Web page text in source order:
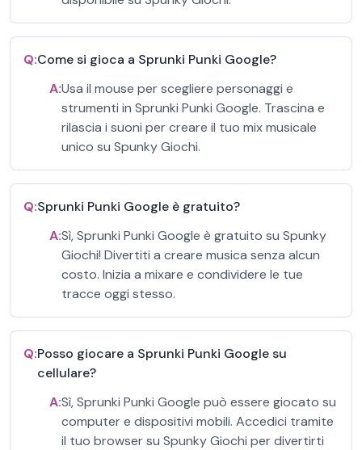
Q:Come si gioca a Sprunki Punki Google?
A:Usa il mouse per scegliere personaggi e
strumenti in Sprunki Punki Google. Trascina e
rilascia i suoni per creare il tuo mix musicale
unico su Spunky Giochi.
Q:Sprunki Punki Google è gratuito?
A:Sì, Sprunki Punki Google è gratuito su Spunky
Giochi! Divertiti a creare musica senza alcun
costo. Inizia a mixare e condividere le tue
tracce oggi stesso.
Q:Posso giocare a Sprunki Punki Google su
cellulare?
A:Sì, Sprunki Punki Google può essere giocato su
computer e dispositivi mobili. Accedici tramite
il tuo browser su Spunky Giochi per divertirti